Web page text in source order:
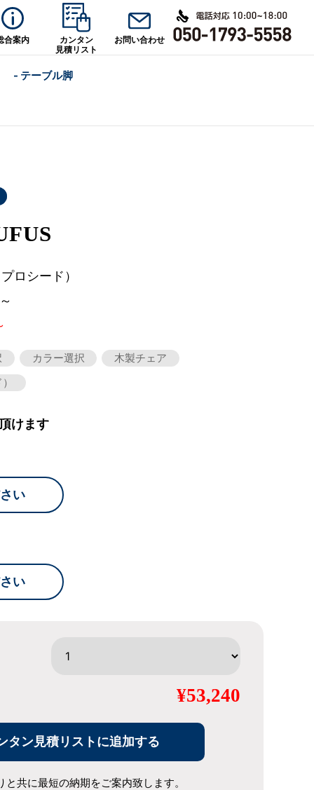
合案内
カンタン
見積リスト
お問い合わせ
- テーブル脚
ロシード）
カラー選択
木製チェア
けます
い
い
¥53,240
タン見積リストに追加する
と共に最短の納期をご案内致します。